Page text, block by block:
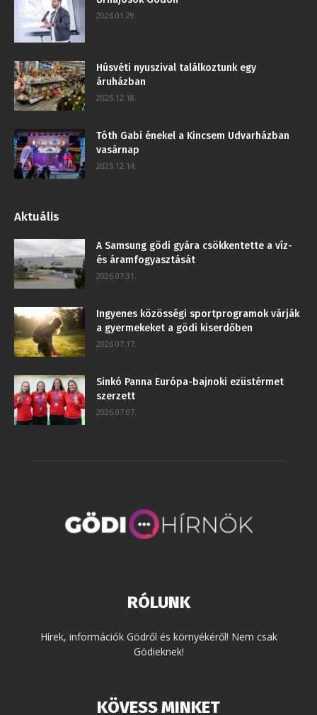
2026.01.29.
Húsvéti nyuszival találkoztunk egy
áruházban
2025.12.18.
Tóth Gabi énekel a Kincsem Udvarházban
vasárnap
2025.12.14.
Aktuális
A Samsung gödi gyára csökkentette a víz-
és áramfogyasztását
2026.07.31.
Ingyenes közösségi sportprogramok várják
a gyermekeket a gödi kiserdőben
2026.07.17.
Sinkó Panna Európa-bajnoki ezüstérmet
szerzett
2026.07.07.
RÓLUNK
Hírek, információk Gödről és környékéről! Nem csak
Gödieknek!
KÖVESS MINKET